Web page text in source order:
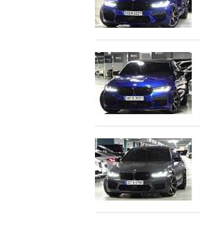
파가니
페라리
포르쉐
포톤
폰티악
폴스타
푸조
피스커
피아트
허머
혼다
홀덴
히노
기타 수입차